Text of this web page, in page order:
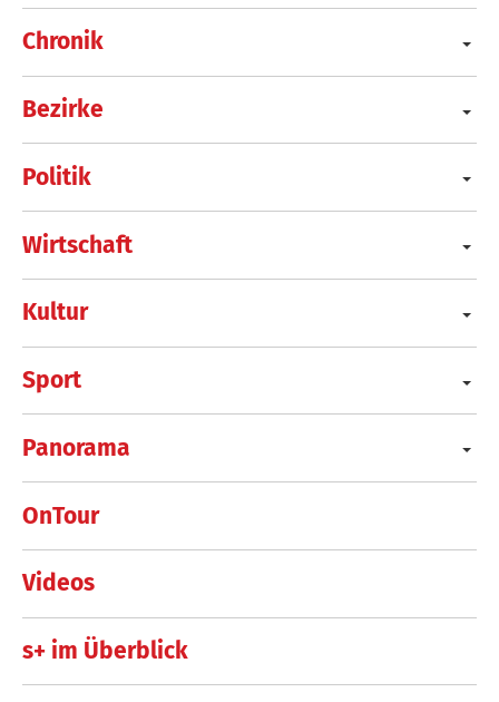
Chronik
Bezirke
Politik
Wirtschaft
Kultur
Sport
Panorama
OnTour
Videos
s+ im Überblick